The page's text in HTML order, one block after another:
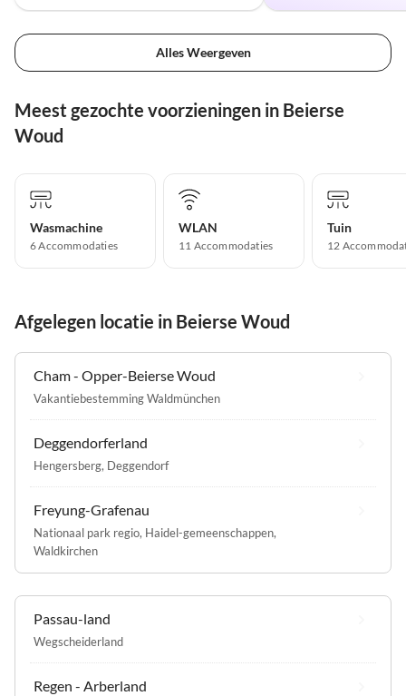
Alles Weergeven
Meest gezochte voorzieningen in Beierse
Woud
Wasmachine
6 Accommodaties
WLAN
11 Accommodaties
Tuin
12
Afgelegen locatie in Beierse Woud
Cham - Opper-Beierse Woud
Vakantiebestemming Waldmünchen
Deggendorferland
Hengersberg, Deggendorf
Freyung-Grafenau
Nationaal park regio, Haidel-gemeenschappen,
Waldkirchen
Passau-land
Wegscheiderland
Regen - Arberland